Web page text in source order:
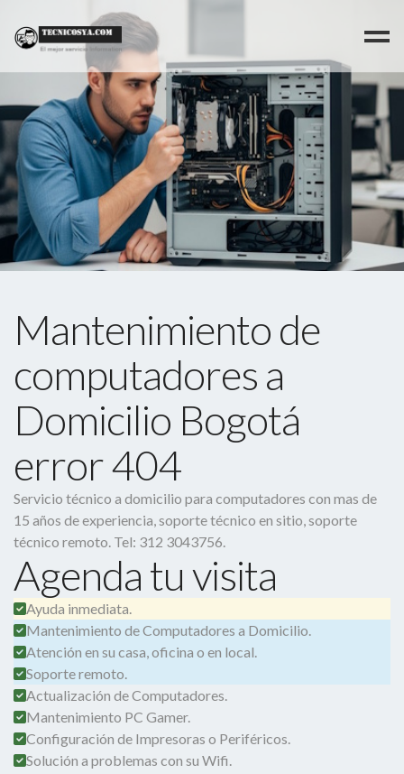
Mantenimiento de
computadores a
Domicilio Bogotá
error 404
Servicio técnico a domicilio para computadores con mas de
15 años de experiencia, soporte técnico en sitio, soporte
técnico remoto. Tel: 312 3043756.
Agenda tu visita
Ayuda inmediata.
Mantenimiento de Computadores a Domicilio.
Atención en su casa, oficina o en local.
Soporte remoto.
Actualización de Computadores.
Mantenimiento PC Gamer.
Configuración de Impresoras o Periféricos.
Solución a problemas con su Wifi.